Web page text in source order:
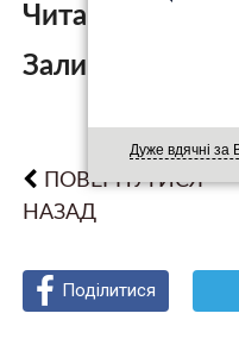
Дуже вдячні за
Читайте також:
Залишити
ПОВЕРНУТИСЯ
НАЗАД
Поділитися